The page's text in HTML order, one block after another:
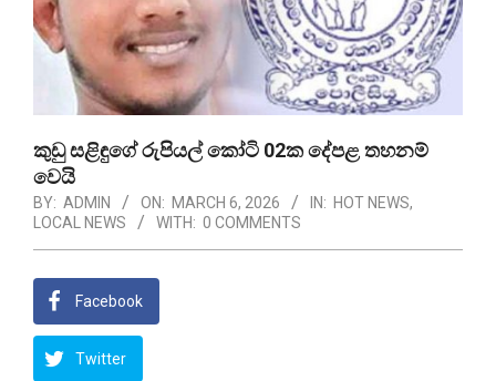
කුඩු සළිඳුගේ රුපියල් කෝටි 02ක දේපළ තහනම්
වෙයි
BY: ADMIN ON: MARCH 6, 2026 IN: HOT NEWS,
LOCAL NEWS
WITH: 0 COMMENTS
Facebook
Twitter